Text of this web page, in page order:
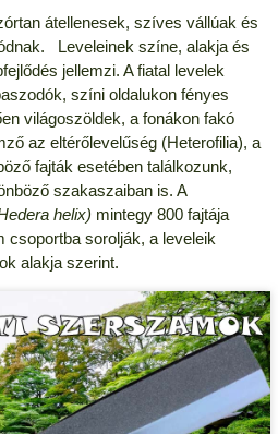
átellenesek, szíves vállúak és
Leveleinek színe, alakja és
jellemzi. A fiatal levelek
színi oldalukon fényes
világoszöldek, a fonákon fakó
az eltérőlevelűség (Heterofilia), a
fajták esetében találkozunk,
szakaszaiban is. A
helix) mintegy 800 fajtája
csoportba sorolják, a leveleik
alakja szerint.